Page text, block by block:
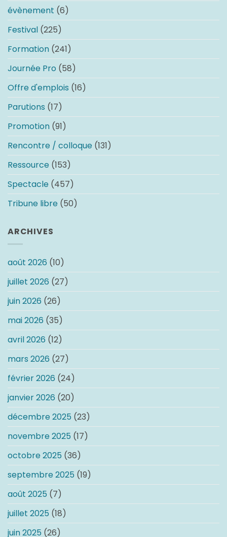
évènement (6)
Festival (225)
Formation (241)
Journée Pro (58)
Offre d'emplois (16)
Parutions (17)
Promotion (91)
Rencontre / colloque (131)
Ressource (153)
Spectacle (457)
Tribune libre (50)
ARCHIVES
août 2026 (10)
juillet 2026 (27)
juin 2026 (26)
mai 2026 (35)
avril 2026 (12)
mars 2026 (27)
février 2026 (24)
janvier 2026 (20)
décembre 2025 (23)
novembre 2025 (17)
octobre 2025 (36)
septembre 2025 (19)
août 2025 (7)
juillet 2025 (18)
juin 2025 (26)